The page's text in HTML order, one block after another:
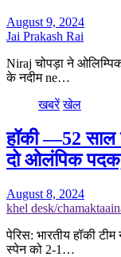
August 9, 2024
Jai Prakash Rai
Niraj चोपड़ा ने
के नदीम ne…
खबरें खेल
हॉकी —52 साल
दो ओलंपिक
August 8, 2024
khel desk/
पेरिस: भारतीय हॉकी
स्पेन को 2-1…